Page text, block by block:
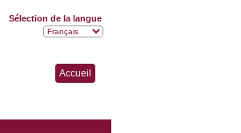
Accueil
Sélection de la langue